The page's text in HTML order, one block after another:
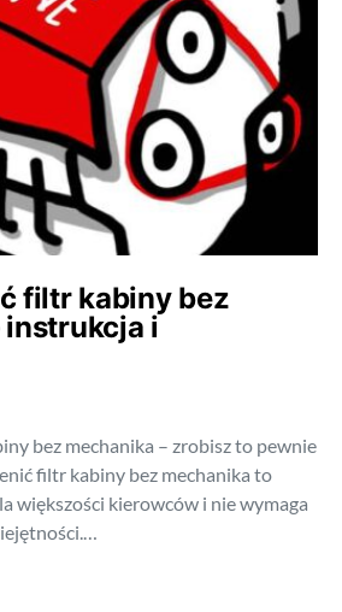
filtr kabiny bez
instrukcja i
bez mechanika – zrobisz to pewnie
filtr kabiny bez mechanika to
większości kierowców i nie wymaga